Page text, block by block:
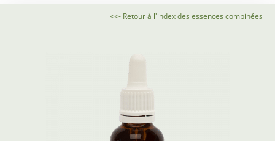
<<- Retour à l'index des essences combinées